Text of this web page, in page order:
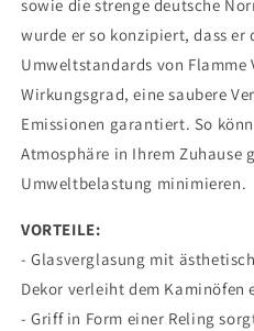
sowie die strenge deutsche
wurde er so konzipiert, dass er
Umweltstandards von
Wirkungsgrad, eine saubere
Emissionen garantiert. So
Atmosphäre in Ihrem Zuhause
Umweltbelastung minimieren.
VORTEILE:
- Glasverglasung mit
Dekor verleiht dem Kaminöfen
- Griff in Form einer Reling